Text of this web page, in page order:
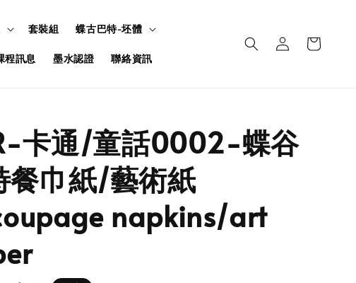
套裝組
蝶古巴特-坯體
程訊息 墨水認證 聯絡資訊
卡通/童話0002-蝶谷
餐巾紙/藝術紙
napkins/art